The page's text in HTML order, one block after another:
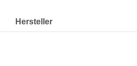
Hersteller